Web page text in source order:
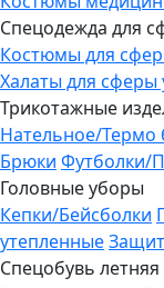
Спецодежда для
Костюмы для
Халаты для сферы
Трикотажные
Нательное/Термо
Брюки Футболки/
Головные уборы
Кепки/Бейсболки
утепленные
Спецобувь летняя